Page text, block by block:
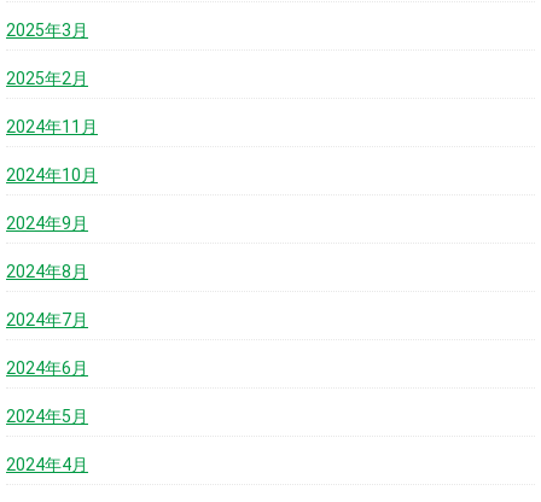
2025年3月
2025年2月
2024年11月
2024年10月
2024年9月
2024年8月
2024年7月
2024年6月
2024年5月
2024年4月